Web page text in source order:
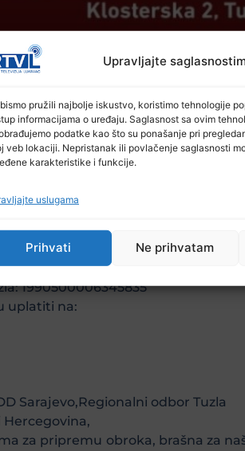
Upravljajte
pružili najbolje iskustvo, koristimo tehnologije
informacijama o uređaju. Saglasnost sa ovim
podatke kao što su ponašanje pri
veb lokaciji. Nepristanak ili povlačenje saglasnosti
karakteristike i funkcije.
uslugama
Prihvati Ne prihvatam
u toku ovog Ramazana realizira
Narodne kuhinje „Imaret“ u
sami pripremati obroke.
budu maksimalno kvalitetni i
mjesecu iskažete svoju
NA KUĆNI PRAG 2023.“
žiro računa (na uplatnici u dijelu -
1990500006345835
uplatiti na:
Sarajevo,Regionalni odbor Tuzla
Hercegovina,
za pripremu obroka, brašna za